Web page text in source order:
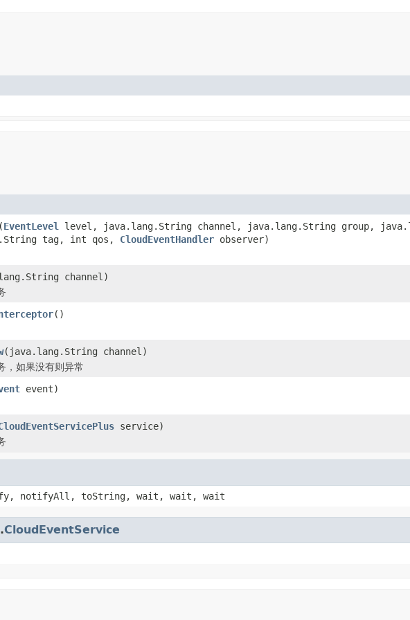
(EventLevel
level, java.lang.String channel, java.lang.String group,
tag, int qos, CloudEventHandler observer)
channel)
()
(java.lang.String channel)
，如果没有则异常
event)
service)
notifyAll, toString, wait, wait, wait
CloudEventService